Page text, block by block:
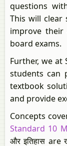
questions
This will clear
improve
board exams.
Further, we at
students can
textbook
and provide
Concepts
Standard 10
और इतिहास are